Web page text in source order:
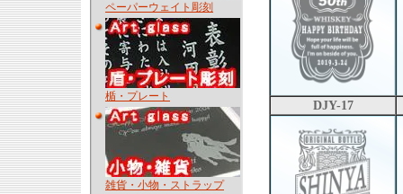
ペーパーウェイト彫刻
楯・プレート
雑貨・小物・ストラップ
DJY-17